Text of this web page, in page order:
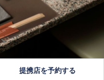
提携店を予約する